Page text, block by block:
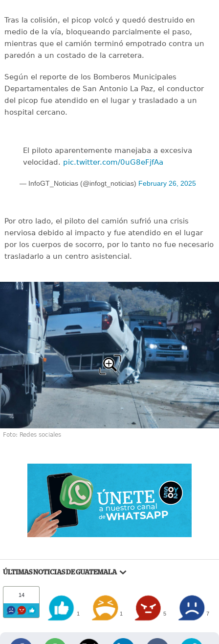
Tras la colisión, el picop volcó y quedó destruido en
medio de la vía, bloqueando parcialmente el paso,
mientras que el camión terminó empotrado contra un
paredón a un costado de la carretera.
Según el reporte de los Bomberos Municipales
Departamentales de San Antonio La Paz, el conductor
del picop fue atendido en el lugar y trasladado a un
hospital cercano.
El piloto aparentemente manejaba a excesiva
velocidad. pic.twitter.com/0uG8eFjfAa
— InfoGT_Noticias (@infogt_noticias) February 26, 2025
Por otro lado, el piloto del camión sufrió una crisis
nerviosa debido al impacto y fue atendido en el lugar
por los cuerpos de socorro, por lo tanto no fue necesario
trasladarlo a un centro asistencial.
Foto: Redes sociales
ÚLTIMAS NOTICIAS DE GUATEMALA
14
1 1 5 7